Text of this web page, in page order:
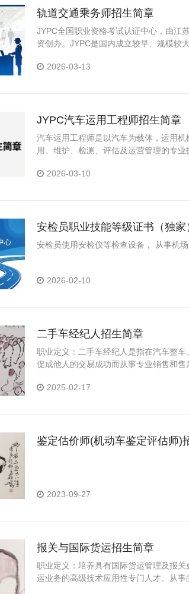
轨道交通乘务师招生简章
JYPC全国职业资格考试认证中心，由江
资创办。JYPC是国内成立较早、规模较
2026-03-13
JYPC汽车运用工程师招生简章
汽车运用工程师是以汽车为载体，运用
用、维护、检测、评估及运营管理的专业
2026-03-10
安检员职业技能等级证书（独家
安检员使用安检仪等检查设备， 从事机
2026-02-10
二手车经纪人招生简章
职业定义：二手车经纪人是指在汽车整
促成他人的交易成功而从事专业销售和
2025-02-17
鉴定估价师(机动车鉴定评估师)
2023-09-27
报关与国际货运招生简章
职业定义：培养具有国际货运管理及报
运业务的高级技术应用性专门人才。从